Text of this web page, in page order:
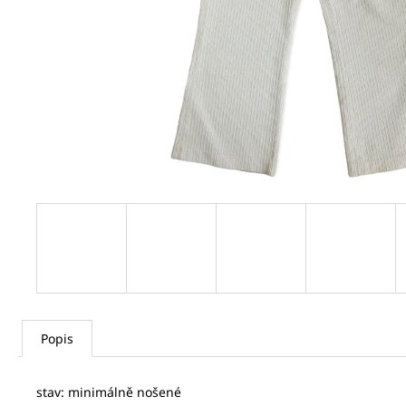
Popis
stav: minimálně nošené
GAASTRA DÁMSKÁ KOŠILE